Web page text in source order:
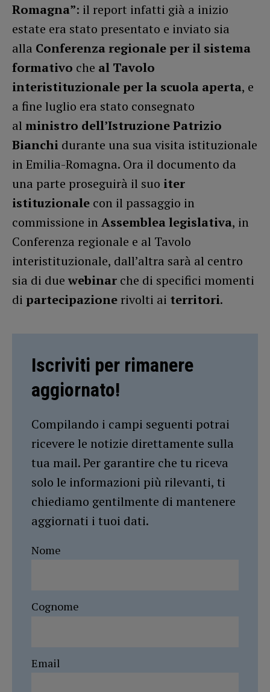
Romagna”: il report infatti già a inizio
estate era stato presentato e inviato sia
alla Conferenza regionale per il sistema
formativo che al Tavolo
interistituzionale per la scuola aperta, e
a fine luglio era stato consegnato
al ministro dell’Istruzione Patrizio
Bianchi durante una sua visita istituzionale
in Emilia-Romagna. Ora il documento da
una parte proseguirà il suo iter
istituzionale con il passaggio in
commissione inAssemblea legislativa, in
Conferenza regionale e al Tavolo
interistituzionale, dall’altra sarà al centro
sia di due webinar che di specifici momenti
di partecipazione rivolti ai territori.
Iscriviti per rimanere
aggiornato!
Compilando i campi seguenti potrai
ricevere le notizie direttamente sulla
tua mail. Per garantire che tu riceva
solo le informazioni più rilevanti, ti
chiediamo gentilmente di mantenere
aggiornati i tuoi dati.
Nome
Cognome
Email